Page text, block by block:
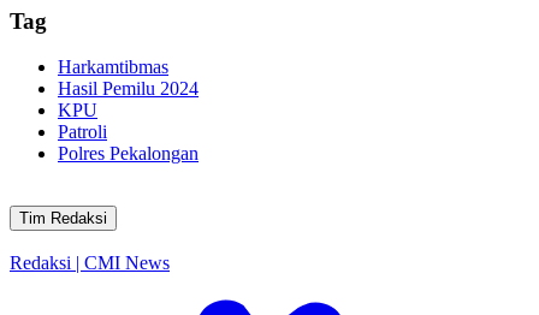
Tag
Harkamtibmas
Hasil Pemilu 2024
KPU
Patroli
Polres Pekalongan
Tim Redaksi
Redaksi | CMI News